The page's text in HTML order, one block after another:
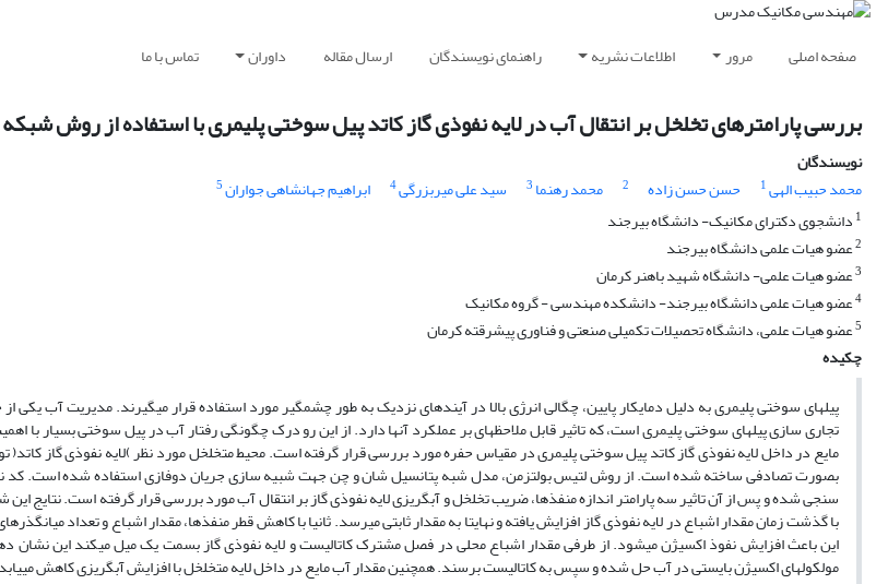
صفحه اصلی مرور اطلاعات نشریه راهنمای نویسندگان ارسال مقاله داوران تماس با ما
بررسی پارامتر‌های تخلخل بر انتقال آب در لایه نفوذی گاز کاتد پیل سوختی پلیمری با استفاده از روش
نویسندگان
محمد حبیب الهی1 حسن حسن زاده 2 محمد رهنما 3 سید علی میربزرگی4 ابراهیم جهانشاهی جواران5
1 دانشجوی دکترای مکانیک- دانشگاه بیرجند
2عضو هیات علمی دانشگاه بیرجند
3عضو هیات علمی- دانشگاه شهید باهنر کرمان
4عضو هیات علمی دانشگاه بیرجند- دانشکده مهندسی - گروه مکانیک
5عضو هیات علمی، دانشگاه تحصیلات تکمیلی صنعتی و فناوری پیشرقته کرمان
چکیده
پیلهای سوختی پلیمری به دلیل دمایکار پایین، چگالی انرژی بالا در آیندهای نزدیک به طور چشمگیر مورد استفاده قرار میگیرند. مدیریت آب
تجاری سازی پیلهای سوختی پلیمری است، که تاثیر قابل ملاحظهای بر عملکرد آنها دارد. از این رو درک چگونگی رفتار آب در پیل سوختی بسیار با
مایع در داخل لایه نفوذی گاز کاتد پیل سوختی پلیمری در مقیاس حفره مورد بررسی قرار گرفته است. محیط متخلخل مورد نظر )لایه نفوذی گاز کاتد(
بصورت تصادفی ساخته شده است. از روش لتیس بولتزمن، مدل شبه پتانسیل شان و چن جهت شبیه سازی جریان دوفازی استفاده شده است. کد
سنجی شده و پس از آن تاثیر سه پارامتر اندازه منفذها، ضریب تخلخل و آبگریزی لایه نفوذی گاز بر انتقال آب مورد بررسی قرار گرفته است. نتایج
با گذشت زمان مقدار اشباع در لایه نفوذی گاز افزایش یافته و نهایتا به مقدار ثابتی میرسد. ثانیا با کاهش قطر منفذها، مقدار اشباع و تعداد
این باعث افزایش نفوذ اکسیژن میشود. از طرفی مقدار اشباع محلی در فصل مشترک کاتالیست و لایه نفوذی گاز بسمت یک میل میکند این نشان
مولکولهای اکسیژن بایستی در آب حل شده و سپس به کاتالیست برسند. همچنین مقدار آب مایع در داخل لایه متخلخل با افزایش آبگریزی کاهش